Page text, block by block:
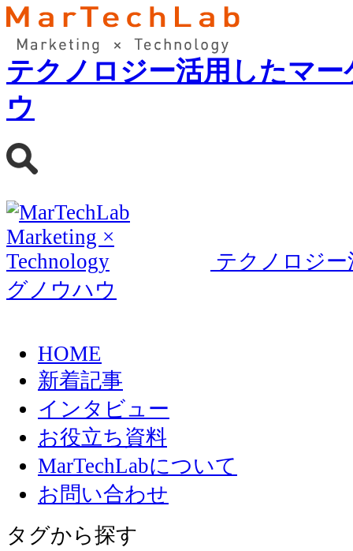
テクノロジー活用したマ
ウ
テクノロジ
グノウハウ
HOME
新着記事
インタビュー
お役立ち資料
MarTechLabについて
お問い合わせ
タグから探す